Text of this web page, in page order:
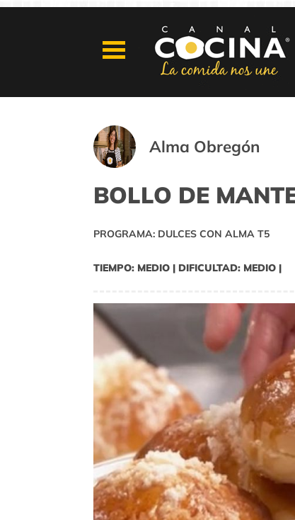
Alma Obregón
BOLLO DE
PROGRAMA: DULCES CON ALMA T5
TIEMPO: MEDIO | DIFICULTAD: MEDIO |